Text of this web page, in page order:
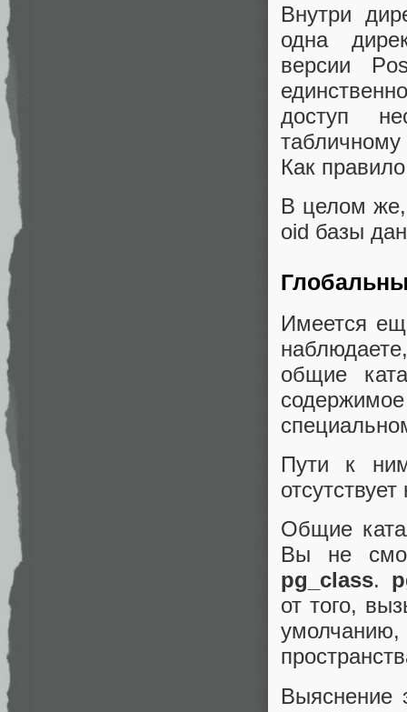
Внутри
одна
версии
доступ
Как
В целом же,
oid базы
Имеется
общие
Пути к
Общие
Вы не
pg_class.
от того,
Выяснение